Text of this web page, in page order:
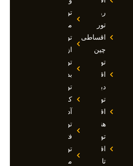
روسیه
تور
اقساطی
چین
تور
اقساطی
دبی
تور
اقساطی
هند
تور
اقساطی
تاجیکستان
تور
مارماریس
تور
ازمیر
تور
بدروم
تور
کوش
آداسی
تور
فتحیه
تور
مالزی